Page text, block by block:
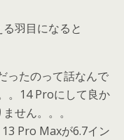
羽目になると
ったのって話なんで
。14 Proにして良か
せん。。。
Pro Maxが6.7イン